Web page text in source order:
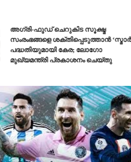
അഗ്രി-ഫുഡ് ചെറുകിട സൂക്ഷ്മ
സംരംഭങ്ങളെ ശക്തിപ്പെടുത്താന്‍ ‘സ്മാര്‍ട്ട്’
പദ്ധതിയുമായി കേര; ലോഗോ
മുഖ്യമന്ത്രി പ്രകാശനം ചെയ്തു